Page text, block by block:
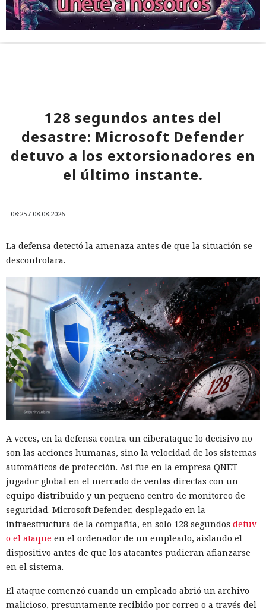
128 segundos antes del
desastre: Microsoft Defender
detuvo a los extorsionadores en
el último instante.
08:25 / 08.08.2026
La defensa detectó la amenaza antes de que la situación se
descontrolara.
A veces, en la defensa contra un ciberataque lo decisivo no
son las acciones humanas, sino la velocidad de los sistemas
automáticos de protección. Así fue en la empresa QNET —
jugador global en el mercado de ventas directas con un
equipo distribuido y un pequeño centro de monitoreo de
seguridad. Microsoft Defender, desplegado en la
infraestructura de la compañía, en solo 128 segundos detuv
o el ataque en el ordenador de un empleado, aislando el
dispositivo antes de que los atacantes pudieran afianzarse
en el sistema.
El ataque comenzó cuando un empleado abrió un archivo
malicioso, presuntamente recibido por correo o a través del